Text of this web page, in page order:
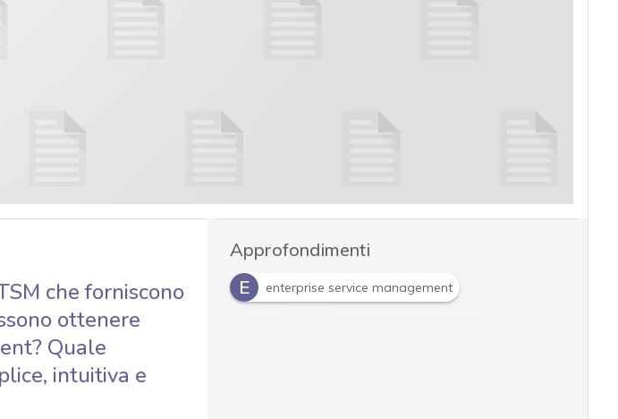
che forniscono
ottenere
Quale
intuitiva e
Approfondimenti
E
enterprise service management